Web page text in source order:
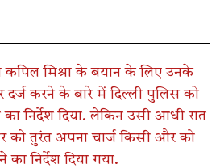
कपिल मिश्रा के बयान के लिए उनके
करने के बारे में दिल्ली पुलिस को
निर्देश दिया. लेकिन उसी आधी रात
को तुरंत अपना चार्ज किसी और को
का निर्देश दिया गया.